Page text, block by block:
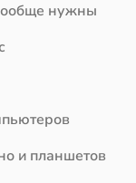
нужны
и планшетов